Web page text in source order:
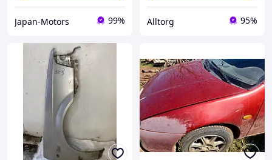
Japan-Motors 99% Alltorg 95%